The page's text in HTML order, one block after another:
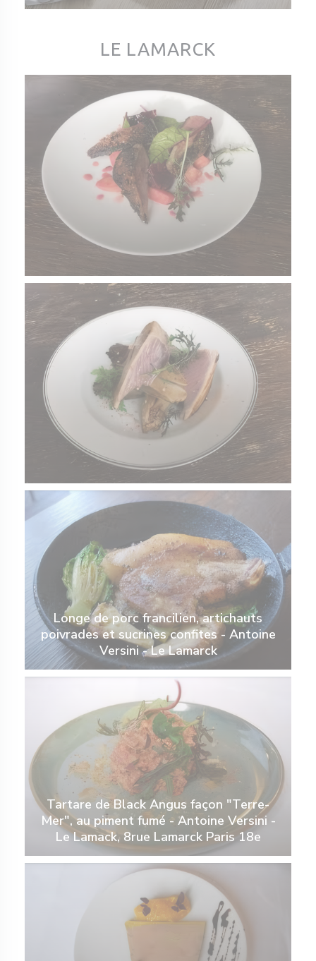
LE LAMARCK
Longe de porc francilien, artichauts
poivrades et sucrines confites - Antoine
Versini - Le Lamarck
Tartare de Black Angus façon "Terre-
Mer", au piment fumé - Antoine Versini -
Le Lamack, 8rue Lamarck Paris 18e